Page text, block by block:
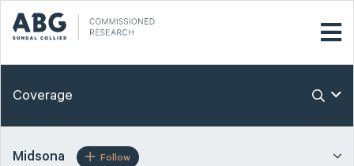
Coverage
Midsona Follow